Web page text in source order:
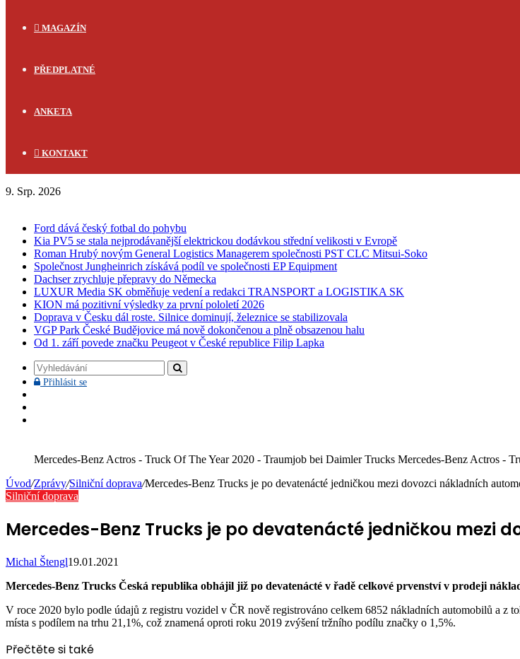
MAGAZÍN
PŘEDPLATNÉ
ANKETA
KONTAKT
9. Srp. 2026
Ford dává český fotbal do pohybu
Kia PV5 se stala nejprodávanější elektrickou dodávkou střední velikosti v Evropě
Roman Hrubý novým General Logistics Managerem společnosti PST CLC Mitsui-Soko
Společnost Jungheinrich získává podíl ve společnosti EP Equipment
Dachser zrychluje přepravy do Německa
LUXUR Media SK obměňuje vedení a redakci TRANSPORT a LOGISTIKA SK
KION má pozitivní výsledky za první pololetí 2026
Doprava v Česku dál roste. Silnice dominují, železnice se stabilizovala
VGP Park České Budějovice má nově dokončenou a plně obsazenou halu
Od 1. září povede značku Peugeot v České republice Filip Lapka
Vyhledávání
Přihlásit sePřihlásit
Mercedes-Benz Actros - Truck Of The Year 2020 - Traumjob bei Daimler Trucks Mercedes-Benz Actros -
Úvod/Zprávy/Silniční doprava/Mercedes-Benz Trucks je po devatenácté jedničkou mezi dovozci nákladních
Silniční doprava
Mercedes-Benz Trucks je po devatenácté jedničkou mezi
Michal Štengl19.01.2021
Mercedes-Benz Trucks Česká republika obhájil již po devatenácté v řadě celkové prvenství v prodeji
V roce 2020 bylo podle údajů z registru vozidel v ČR nově registrováno celkem 6852 nákladních automobilů a z
místa s podílem na trhu 21,1%, což znamená oproti roku 2019 zvýšení tržního podílu značky o 1,5%.
Přečtěte si také